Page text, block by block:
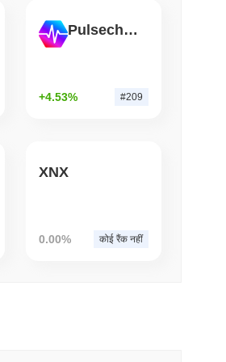
Pulsechain
+4.53% #209
XNX
0.00% कोई रैंक नहीं